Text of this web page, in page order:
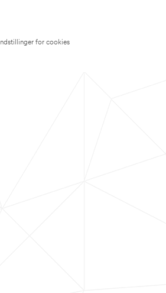
Indstillinger for cookies